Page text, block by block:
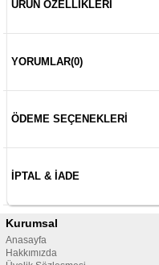
ÜRÜN ÖZELLIKLERI
YORUMLAR(0)
ÖDEME SEÇENEKLERI
İPTAL & İADE
Kurumsal
Anasayfa
Hakkımızda